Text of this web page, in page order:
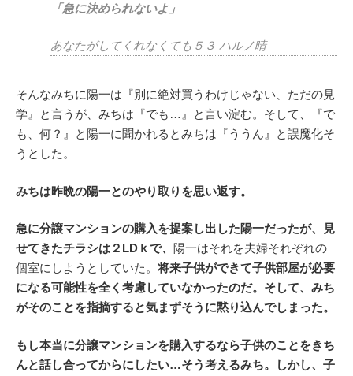
「急に決められないよ」
あなたがしてくれなくても５３ ハルノ晴
そんなみちに陽一は『別に絶対買うわけじゃない、ただの見
学』と言うが、みちは『でも…』と言い淀む。そして、『で
も、何？』と陽一に聞かれるとみちは『ううん』と誤魔化そ
うとした。
みちは昨晩の陽一とのやり取りを思い返す。
急に分譲マンションの購入を提案し出した陽一だったが、見
せてきたチラシは２LDｋで、 陽一はそれを夫婦それぞれの
個室にしようとしていた。将来子供ができて子供部屋が必要
になる可能性を全く考慮していなかったのだ。そして、みち
がそのことを指摘すると気まずそうに黙り込んでしまった。
もし本当に分譲マンションを購入するなら子供のことをきち
んと話し合ってからにしたい…そう考えるみち。しかし、子